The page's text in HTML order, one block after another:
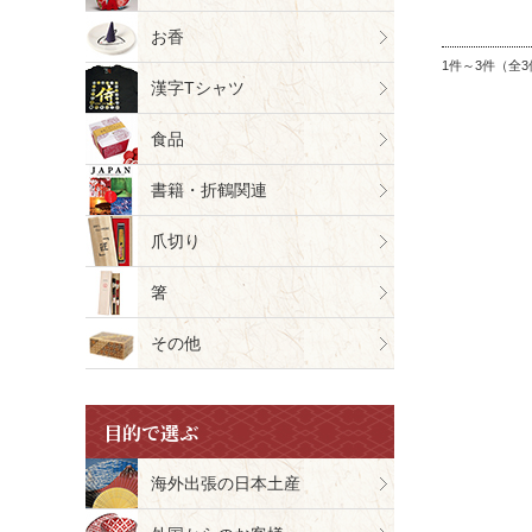
1件～3件（全3
お香
漢字Tシャツ
食品
書籍・折鶴関連
爪切り
箸
その他
目的で選ぶ
海外出張の日本土産